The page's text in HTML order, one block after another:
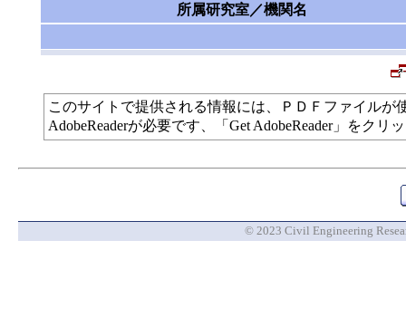
所属研究室／機関名
このサイトで提供される情報には、ＰＤＦファイル
AdobeReaderが必要です、「Get AdobeReader」をク
© 2023 Civil Engineering